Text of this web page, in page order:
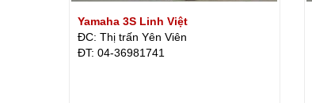
Yamaha 3S Linh Việt
ĐC: Thị trấn Yên Viên
ÐT: 04-36981741